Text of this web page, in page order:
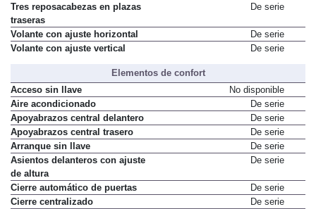
Tres reposacabezas en plazas
traseras
De serie
Volante con ajuste horizontal
De serie
Volante con ajuste vertical
De serie
Elementos de confort
Acceso sin llave
No disponible
Aire acondicionado
De serie
Apoyabrazos central delantero
De serie
Apoyabrazos central trasero
De serie
Arranque sin llave
De serie
Asientos delanteros con ajuste
de altura
De serie
Cierre automático de puertas
De serie
Cierre centralizado
De serie